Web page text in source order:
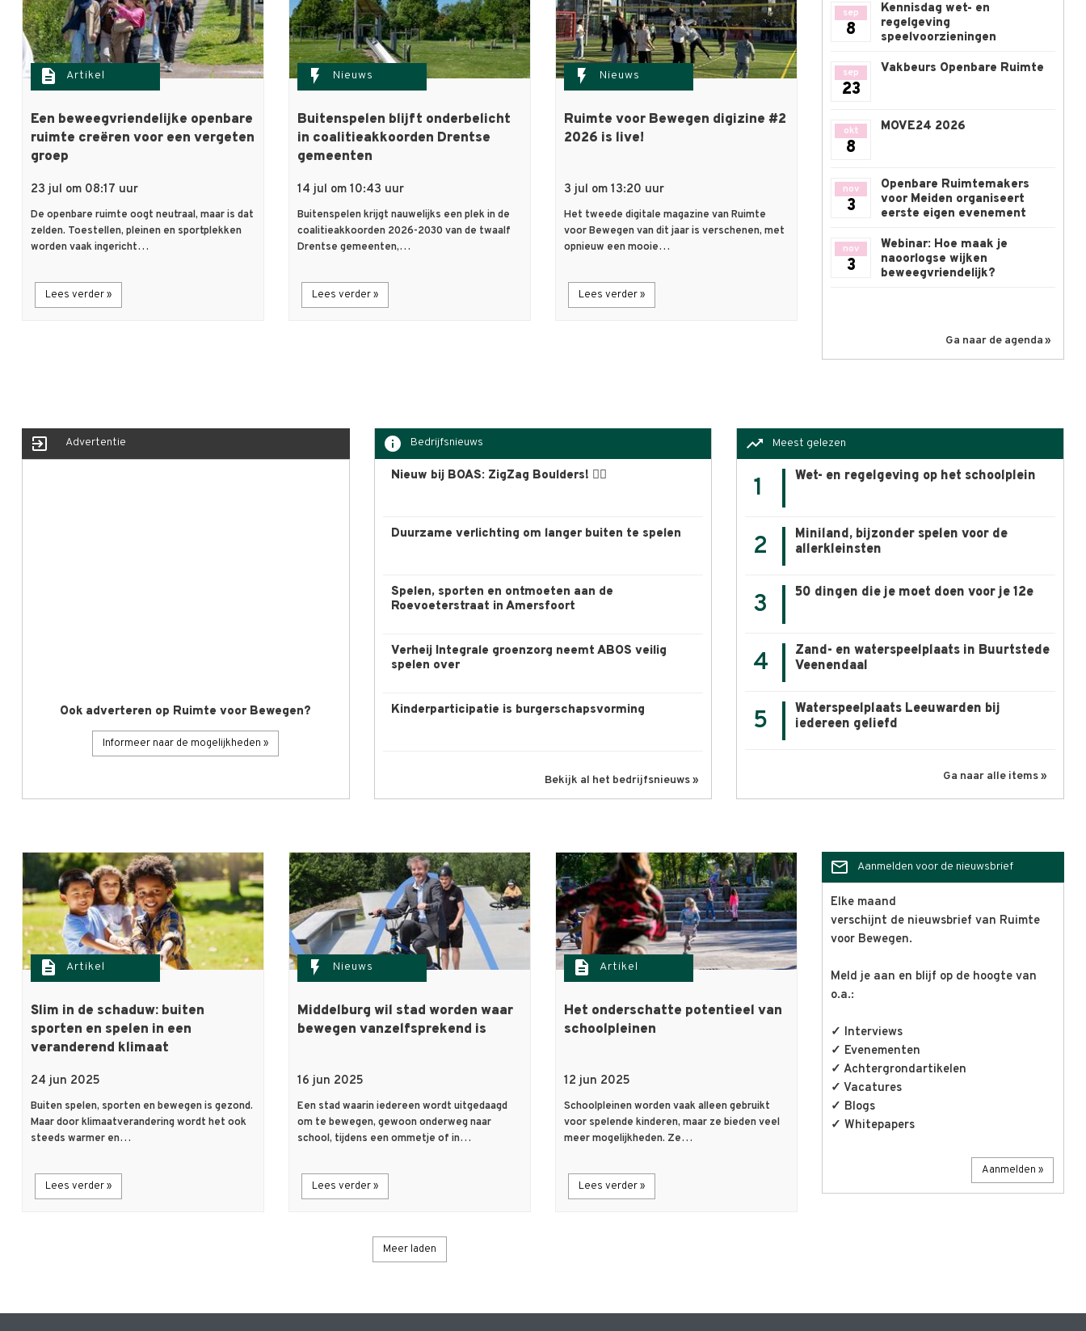
description Artikel
Een beweegvriendelijke openbare
ruimte creëren voor een vergeten
groep
23 jul om 08:17 uur
De openbare ruimte oogt neutraal, maar is dat
zelden. Toestellen, pleinen en sportplekken
worden vaak ingericht…
Lees verder »
flash_on Nieuws
Buitenspelen blijft onderbelicht
in coalitieakkoorden Drentse
gemeenten
14 jul om 10:43 uur
Buitenspelen krijgt nauwelijks een plek in de
coalitieakkoorden 2026-2030 van de twaalf
Drentse gemeenten,…
Lees verder »
flash_on Nieuws
Ruimte voor Bewegen digizine #2
2026 is live!
3 jul om 13:20 uur
Het tweede digitale magazine van Ruimte
voor Bewegen van dit jaar is verschenen, met
opnieuw een mooie…
Lees verder »
sep
8
Kennisdag wet- en
regelgeving
speelvoorzieningen
sep
23
Vakbeurs Openbare Ruimte
okt
8
MOVE24 2026
nov
3
Openbare Ruimtemakers
voor Meiden organiseert
eerste eigen evenement
nov
3
Webinar: Hoe maak je
naoorlogse wijken
beweegvriendelijk?
Ga naar de agenda
exit_to_app Advertentie
Ook adverteren op Ruimte voor Bewegen?
Informeer naar de mogelijkheden »
info Bedrijfsnieuws
Nieuw bij BOAS: ZigZag Boulders! 🧗‍♀️
Duurzame verlichting om langer buiten te spelen
Spelen, sporten en ontmoeten aan de
Roevoeterstraat in Amersfoort
Verheij Integrale groenzorg neemt ABOS veilig
spelen over
Kinderparticipatie is burgerschapsvorming
Bekijk al het bedrijfsnieuws »
trending_up Meest gelezen
1 Wet- en regelgeving op het schoolplein
2
Miniland, bijzonder spelen voor de
allerkleinsten
3 50 dingen die je moet doen voor je 12e
4
Zand- en waterspeelplaats in Buurtstede
Veenendaal
5
Waterspeelplaats Leeuwarden bij
iedereen geliefd
Ga naar alle items »
description Artikel
Slim in de schaduw: buiten
sporten en spelen in een
veranderend klimaat
24 jun 2025
Buiten spelen, sporten en bewegen is gezond.
Maar door klimaatverandering wordt het ook
steeds warmer en…
Lees verder »
flash_on Nieuws
Middelburg wil stad worden waar
bewegen vanzelfsprekend is
16 jun 2025
Een stad waarin iedereen wordt uitgedaagd
om te bewegen, gewoon onderweg naar
school, tijdens een ommetje of in…
Lees verder »
description Artikel
Het onderschatte potentieel van
schoolpleinen
12 jun 2025
Schoolpleinen worden vaak alleen gebruikt
voor spelende kinderen, maar ze bieden veel
meer mogelijkheden. Ze…
Lees verder »
Meer laden
mail_outline Aanmelden voor de nieuwsbrief
Elke maand
verschijnt de nieuwsbrief van Ruimte
voor Bewegen.
Meld je aan en blijf op de hoogte van
o.a.:
✓ Interviews
✓ Evenementen
✓ Achtergrondartikelen
✓ Vacatures
✓ Blogs
✓ Whitepapers